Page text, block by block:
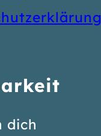
dich